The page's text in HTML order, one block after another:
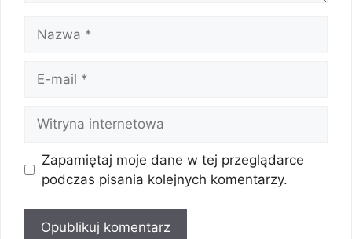
mail
internetowa
Zapamiętaj moje dane w tej przeglądarce
podczas pisania kolejnych komentarzy.